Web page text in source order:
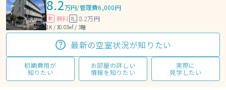
8.2万円/管理費6,000円
敷 無料 礼 8.2万円
1K / 30.03㎡ / 3階
最新の空室状況が知りたい
初期費用が
知りたい
お部屋の詳しい
情報を知りたい
実際に
見学したい